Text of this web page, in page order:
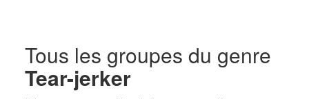
Tous les groupes du genre
Tear-jerker